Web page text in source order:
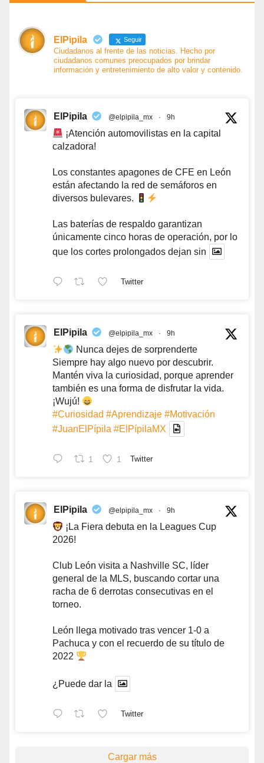
ElPipila Seguir
Ciudadanos al frente de las noticias. Hecho por
ciudadanos comunes preocupados por brindar
información y entretenimiento de alto valor y contenido.
ElPipila @elpipila_mx · 9h
¡Atención automovilistas en la capital
calzadora!
Los constantes apagones de CFE en León
están afectando la red de semáforos en
diversos bulevares.
Las baterías de respaldo garantizan
únicamente cinco horas de operación, por lo
que los cortes prolongados dejan sin
Twitter
ElPipila @elpipila_mx · 9h
Nunca dejes de sorprenderte
Siempre hay algo nuevo por descubrir.
Mantén viva la curiosidad, porque aprender
también es una forma de disfrutar la vida.
¡Wujú!
#Curiosidad #Aprendizaje #Motivación
#JuanElPípila #ElPípilaMX
1 1 Twitter
ElPipila @elpipila_mx · 9h
¡La Fiera debuta en la Leagues Cup
2026!
Club León visita a Nashville SC, líder
general de la MLS, buscando cortar una
racha de 6 derrotas consecutivas en el
torneo.
León llega motivado tras vencer 1-0 a
Pachuca y con el recuerdo de su título de
2022
¿Puede dar la
Twitter
Cargar más